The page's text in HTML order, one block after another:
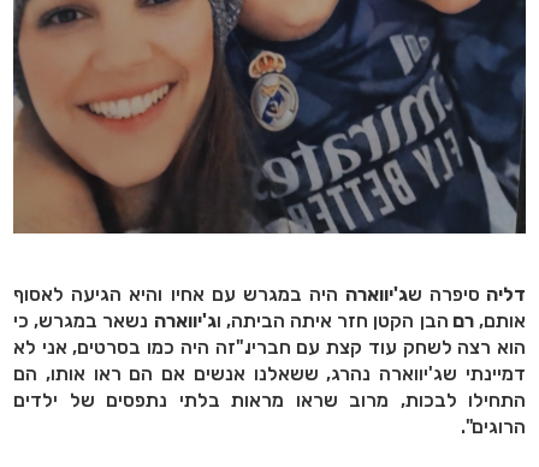
דליהסיפרה שג'יווארההיה במגרש עם אחיו והיא הגיעה לאסוף
אותם,רםהבן הקטן חזר איתה הביתה, ו ג'יווארהנשאר במגרש, כי
הוא רצה לשחק עוד קצת עם חבריו."זה היה כמו בסרטים, אני לא
דמיינתי שג'יווארה נהרג, ששאלנו אנשים אם הם ראו אותו, הם
התחילו לבכות, מרוב שראו מראות בלתי נתפסים של ילדים
הרוגים".